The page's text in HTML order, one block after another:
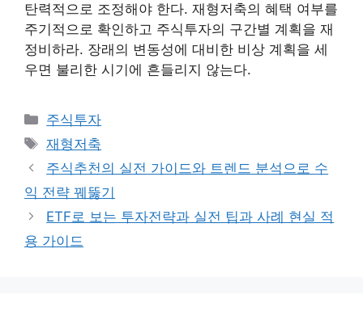
탄력적으로 조정해야 한다. 재형저축의 혜택 여부를
주기적으로 확인하고 주식투자의 구간별 계획을 재
정비하라. 장래의 변동성에 대비한 비상 계획을 세
우면 불리한 시기에 흔들리지 않는다.
카
테
리
주식투자
태
그
재형저축
주식추천의 실전 가이드와 트렌드 분석으로 수
익 전략 꿰뚫기
ETF로 보는 투자전략과 실전 팁과 사례 현실 적
용 가이드